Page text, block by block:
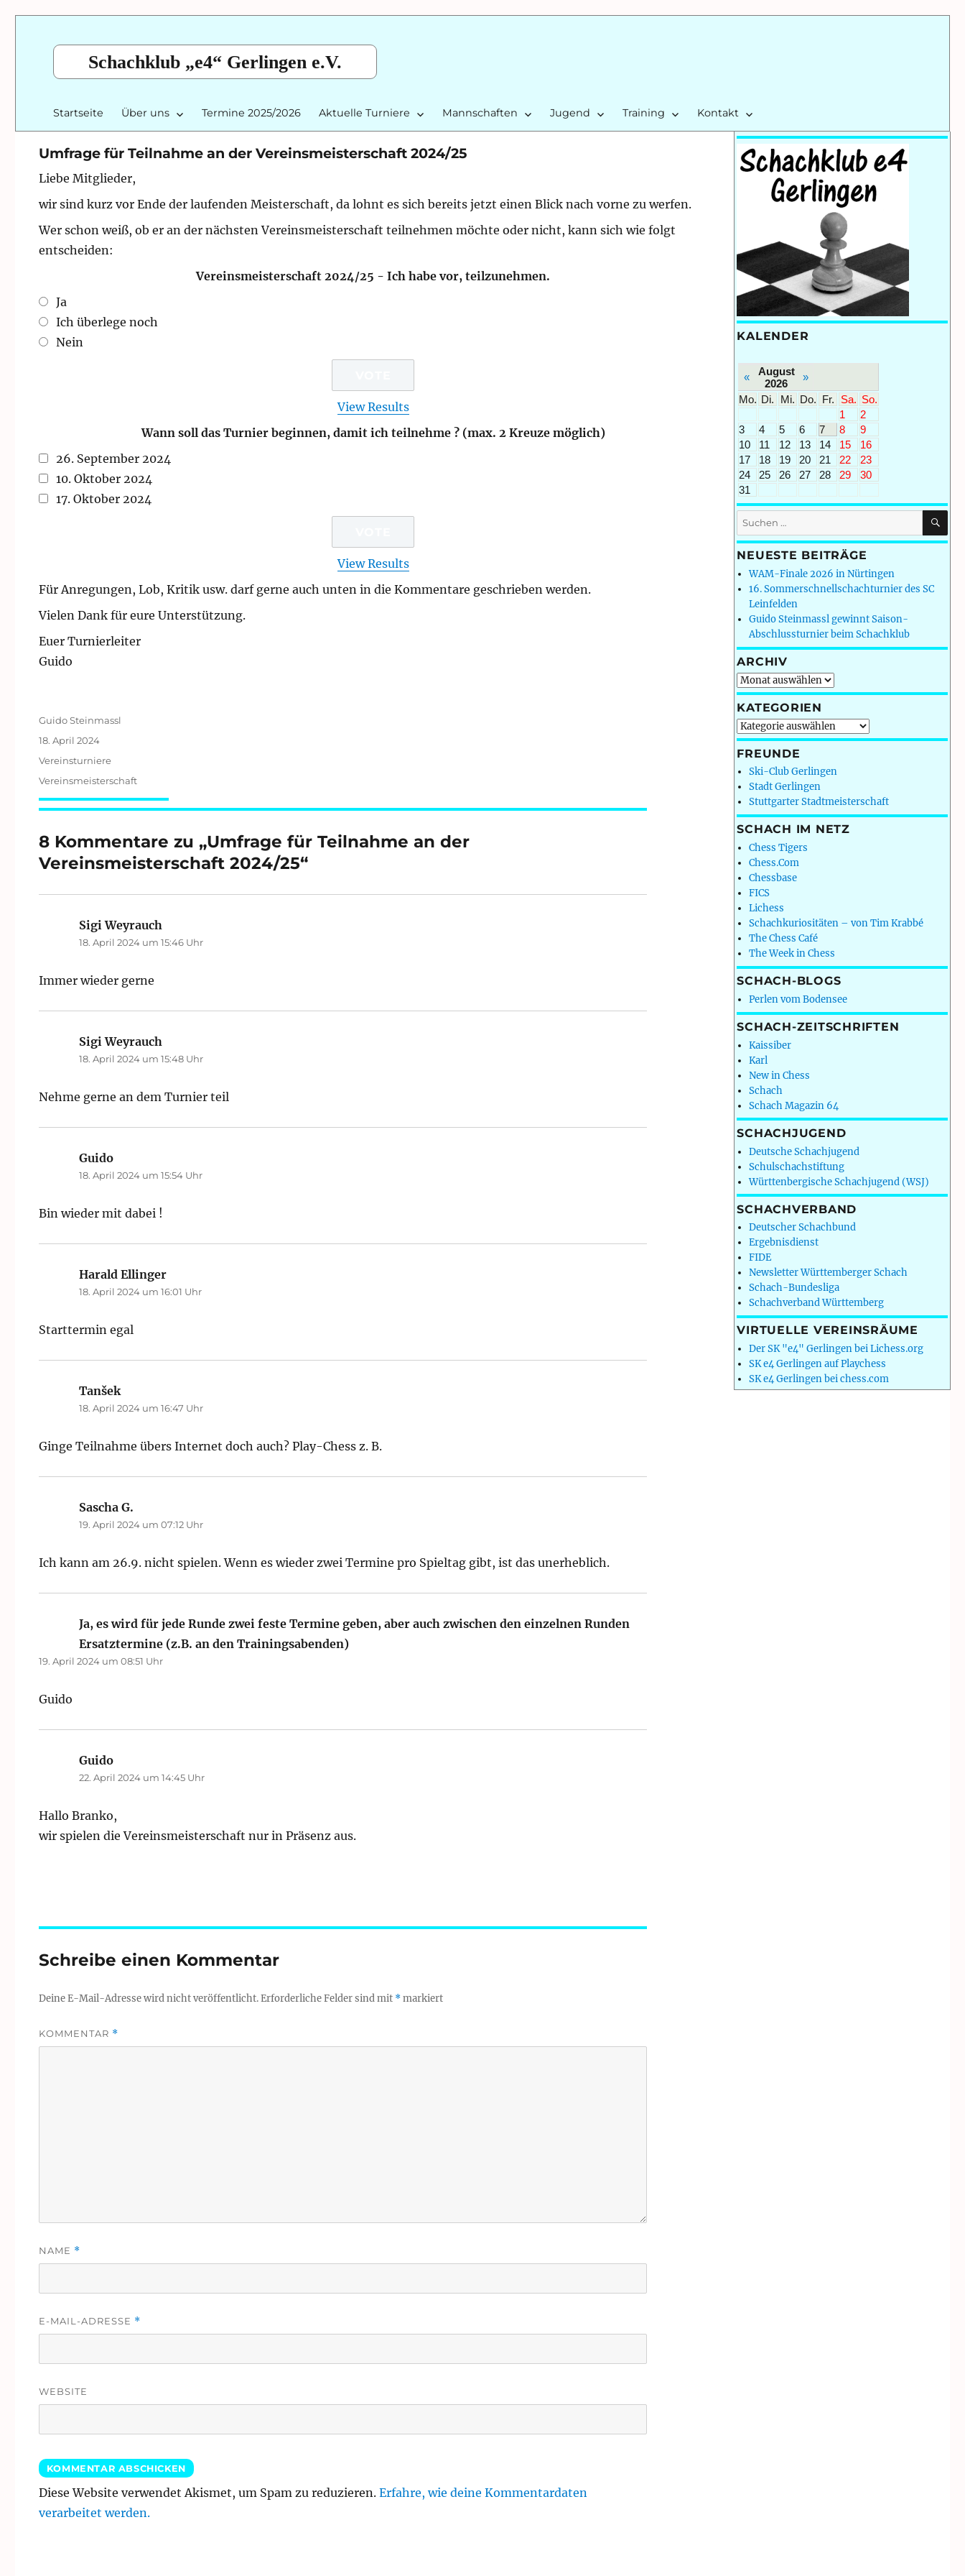
Schachklub „e4“ Gerlingen e.V.
Startseite Über uns Termine 2025/2026 Aktuelle Turniere Mannschaften Jugend Training Kontakt
Umfrage für Teilnahme an der Vereinsmeisterschaft 2024/25
Liebe Mitglieder,
wir sind kurz vor Ende der laufenden Meisterschaft, da lohnt es sich bereits jetzt einen Blick nach vorne zu werfen.
Wer schon weiß, ob er an der nächsten Vereinsmeisterschaft teilnehmen möchte oder nicht, kann sich wie folgt
entscheiden:
Vereinsmeisterschaft 2024/25 - Ich habe vor, teilzunehmen.
Ja
Ich überlege noch
Nein
View Results
Wann soll das Turnier beginnen, damit ich teilnehme ? (max. 2 Kreuze möglich)
26. September 2024
10. Oktober 2024
17. Oktober 2024
View Results
Für Anregungen, Lob, Kritik usw. darf gerne auch unten in die Kommentare geschrieben werden.
Vielen Dank für eure Unterstützung.
Euer Turnierleiter
Guido
Autor
Guido Steinmassl
Veröffentlicht
am
18. April 2024
Kategorien
Vereinsturniere
Schlagwörter
Vereinsmeisterschaft
8 Kommentare zu „Umfrage für Teilnahme an der
Vereinsmeisterschaft 2024/25“
Sigi Weyrauch
18. April 2024 um 15:46 Uhr
Immer wieder gerne
Sigi Weyrauch
18. April 2024 um 15:48 Uhr
Nehme gerne an dem Turnier teil
Guidosagt:
18. April 2024 um 15:54 Uhr
Bin wieder mit dabei !
Harald Ellingersagt:
18. April 2024 um 16:01 Uhr
Starttermin egal
Tanšeksagt:
18. April 2024 um 16:47 Uhr
Ginge Teilnahme übers Internet doch auch? Play-Chess z. B.
Sascha G.
19. April 2024 um 07:12 Uhr
Ich kann am 26.9. nicht spielen. Wenn es wieder zwei Termine pro Spieltag gibt, ist das unerheblich.
Ja, es wird für jede Runde zwei feste Termine geben, aber auch zwischen den einzelnen Runden
Ersatztermine (z.B. an den Trainingsabenden)sagt:
19. April 2024 um 08:51 Uhr
Guido
Guidosagt:
22. April 2024 um 14:45 Uhr
Hallo Branko,
wir spielen die Vereinsmeisterschaft nur in Präsenz aus.
Schreibe einen Kommentar
Deine E-Mail-Adresse wird nicht veröffentlicht. Erforderliche Felder sind mit *markiert
KOMMENTAR *
NAME *
E-MAIL-ADRESSE *
WEBSITE
Diese Website verwendet Akismet, um Spam zu reduzieren. Erfahre, wie deine Kommentardaten
verarbeitet werden.
KALENDER
«
August
2026
»
Mo. Di. Mi. Do. Fr. Sa. So.
1
2
3
4 5 6 7 8
9
10
11 12 13 14 15
16
17
18 19 20 21 22
23
24
25 26 27 28 29
30
31
Suchen
nach:
NEUESTE BEITRÄGE
WAM-Finale 2026 in Nürtingen
16. Sommerschnellschachturnier des SC
Leinfelden
Guido Steinmassl gewinnt Saison-
Abschlussturnier beim Schachklub
ARCHIV
Archiv
KATEGORIEN
Kategorien
FREUNDE
Ski-Club Gerlingen
Stadt Gerlingen
Stuttgarter Stadtmeisterschaft
SCHACH IM NETZ
Chess Tigers
Chess.Com
Chessbase
FICS
Lichess
Schachkuriositäten – von Tim Krabbé
The Chess Café
The Week in Chess
SCHACH-BLOGS
Perlen vom Bodensee
SCHACH-ZEITSCHRIFTEN
Kaissiber
Karl
New in Chess
Schach
Schach Magazin 64
SCHACHJUGEND
Deutsche Schachjugend
Schulschachstiftung
Württenbergische Schachjugend (WSJ)
SCHACHVERBAND
Deutscher Schachbund
Ergebnisdienst
FIDE
Newsletter Württemberger Schach
Schach-Bundesliga
Schachverband Württemberg
VIRTUELLE VEREINSRÄUME
Der SK "e4" Gerlingen bei Lichess.org
SK e4 Gerlingen auf Playchess
SK e4 Gerlingen bei chess.com